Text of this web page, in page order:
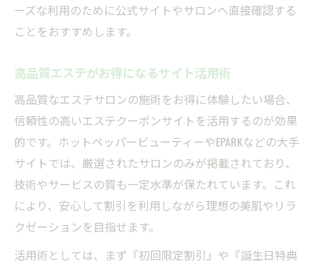
ーズな利用のために公式サイトやサロンへ直接確認する
ことをおすすめします。
高品質エステがお得になるサイト活用術
高品質なエステサロンの施術をお得に体験したい場合、
信頼性の高いエステクーポンサイトを活用するのが効果
的です。ホットペッパービューティーやEPARKなどの大手
サイトでは、厳選されたサロンのみが掲載されており、
技術やサービスの質も一定水準が保たれています。これ
により、安心して割引を利用しながら理想の美肌やリラ
クゼーションを目指せます。
活用術としては、まず『初回限定割引』や『誕生日特典